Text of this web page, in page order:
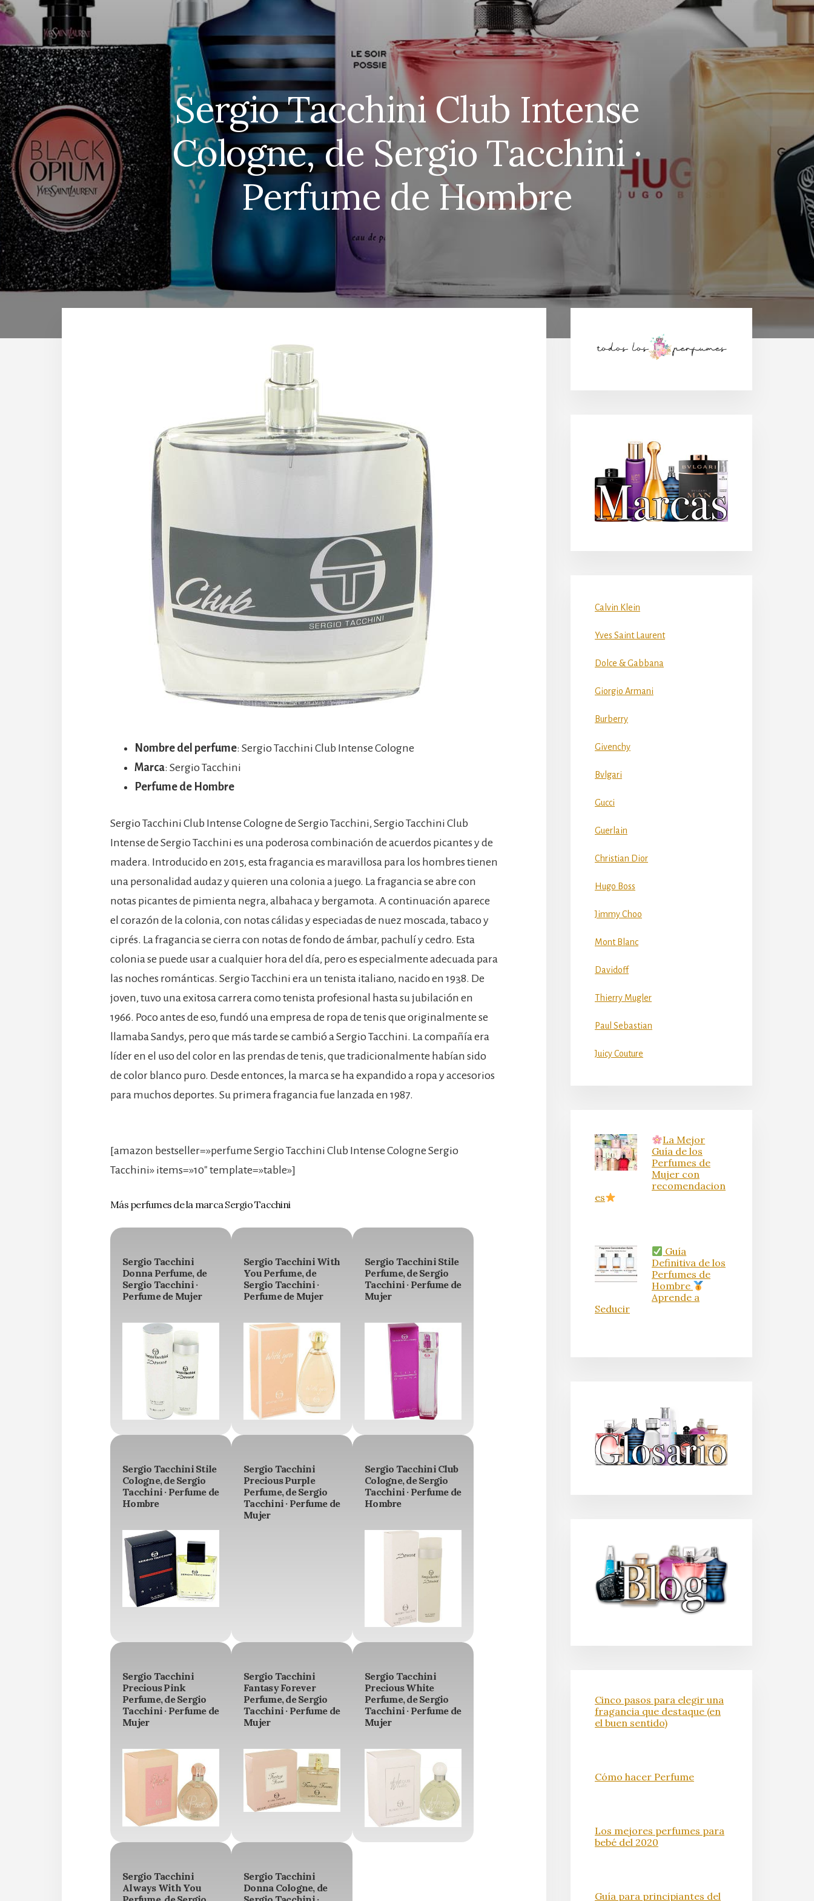
Sergio Tacchini Club Intense
Cologne, de Sergio Tacchini ·
Perfume de Hombre
Nombre del perfume: Sergio Tacchini Club Intense Cologne
Marca: Sergio Tacchini
Perfume de Hombre
Sergio Tacchini Club Intense Cologne de Sergio Tacchini, Sergio Tacchini Club
Intense de Sergio Tacchini es una poderosa combinación de acuerdos picantes y de
madera. Introducido en 2015, esta fragancia es maravillosa para los hombres tienen
una personalidad audaz y quieren una colonia a juego. La fragancia se abre con
notas picantes de pimienta negra, albahaca y bergamota. A continuación aparece
el corazón de la colonia, con notas cálidas y especiadas de nuez moscada, tabaco y
ciprés. La fragancia se cierra con notas de fondo de ámbar, pachulí y cedro. Esta
colonia se puede usar a cualquier hora del día, pero es especialmente adecuada para
las noches románticas. Sergio Tacchini era un tenista italiano, nacido en 1938. De
joven, tuvo una exitosa carrera como tenista profesional hasta su jubilación en
1966. Poco antes de eso, fundó una empresa de ropa de tenis que originalmente se
llamaba Sandys, pero que más tarde se cambió a Sergio Tacchini. La compañía era
líder en el uso del color en las prendas de tenis, que tradicionalmente habían sido
de color blanco puro. Desde entonces, la marca se ha expandido a ropa y accesorios
para muchos deportes. Su primera fragancia fue lanzada en 1987.
[amazon bestseller=»perfume Sergio Tacchini Club Intense Cologne Sergio
Tacchini» items=»10″ template=»table»]
Más perfumes de la marca Sergio Tacchini
Sergio Tacchini
Donna Perfume, de
Sergio Tacchini ·
Perfume de Mujer
Sergio Tacchini With
You Perfume, de
Sergio Tacchini ·
Perfume de Mujer
Sergio Tacchini Stile
Perfume, de Sergio
Tacchini · Perfume de
Mujer
Sergio Tacchini Stile
Cologne, de Sergio
Tacchini · Perfume de
Hombre
Sergio Tacchini
Precious Purple
Perfume, de Sergio
Tacchini · Perfume de
Mujer
Sergio Tacchini Club
Cologne, de Sergio
Tacchini · Perfume de
Hombre
Sergio Tacchini
Precious Pink
Perfume, de Sergio
Tacchini · Perfume de
Mujer
Sergio Tacchini
Fantasy Forever
Perfume, de Sergio
Tacchini · Perfume de
Mujer
Sergio Tacchini
Precious White
Perfume, de Sergio
Tacchini · Perfume de
Mujer
Sergio Tacchini
Always With You
Sergio Tacchini
Donna Cologne, de
lateral
Calvin Klein
Yves Saint Laurent
Dolce & Gabbana
Giorgio Armani
Burberry
Givenchy
Bvlgari
Gucci
Guerlain
Christian Dior
Hugo Boss
Jimmy Choo
Mont Blanc
Davidoff
Thierry Mugler
Paul Sebastian
Juicy Couture
La Mejor
Guía de los
Perfumes de
Mujer con
recomendacion
es
Guía
Definitiva de los
Perfumes de
Hombre
Aprende a
Seducir
Cinco pasos para elegir una
fragancia que destaque (en
el buen sentido)
Cómo hacer Perfume
Los mejores perfumes para
bebé del 2020
Guía para principiantes del